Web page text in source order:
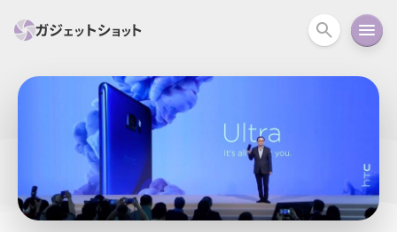
スマホ PC関連
セール情報 スマートホーム アクションカメラ カメラ